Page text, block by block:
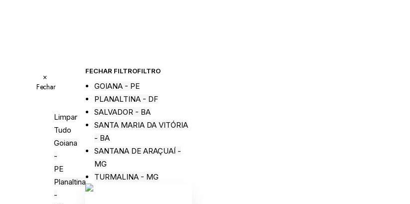
×
Fechar
Limpar
Tudo
Goiana
-
PE
Planaltina
-
FECHAR FILTROFILTRO
GOIANA - PE
PLANALTINA - DF
SALVADOR - BA
SANTA MARIA DA VITÓRIA
- BA
SANTANA DE ARAÇUAÍ -
MG
TURMALINA - MG